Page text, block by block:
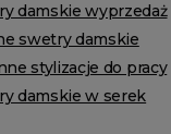
damskie wyprzedaż
swetry damskie
stylizacje do pracy
damskie w serek